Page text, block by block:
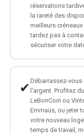
réservations
la rareté des
meilleurs
tardez pas à
sécuriser votre
✔ Débarrassez-vous
l'argent. Profitez
LeBonCoin ou
Emmaüs, ou jeter
votre nouveau
temps de travail,